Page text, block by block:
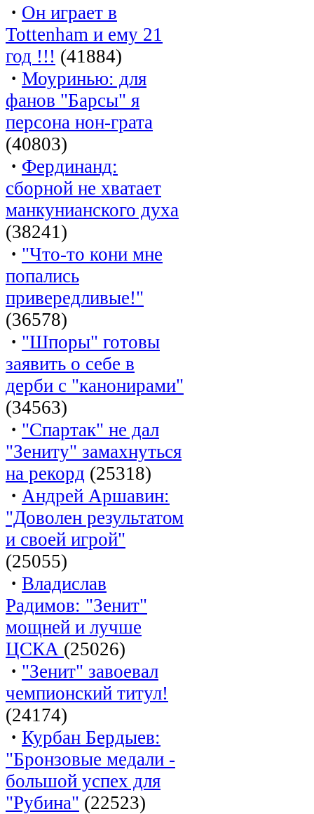
· Он играет в
Tottenham и ему 21
год !!! (41884)
· Моуринью: для
фанов "Барсы" я
персона нон-грата
(40803)
· Фердинанд:
сборной не хватает
манкунианского духа
(38241)
· "Что-то кони мне
попались
привередливые!"
(36578)
· "Шпоры" готовы
заявить о себе в
дерби с "канонирами"
(34563)
· "Спартак" не дал
"Зениту" замахнуться
на рекорд (25318)
· Андрей Аршавин:
"Доволен результатом
и своей игрой"
(25055)
· Владислав
Радимов: "Зенит"
мощней и лучше
ЦСКА (25026)
· "Зенит" завоевал
чемпионский титул!
(24174)
· Курбан Бердыев:
"Бронзовые медали -
большой успех для
"Рубина" (22523)